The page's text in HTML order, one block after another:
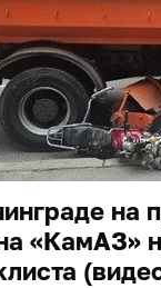
на
«КамАЗ»